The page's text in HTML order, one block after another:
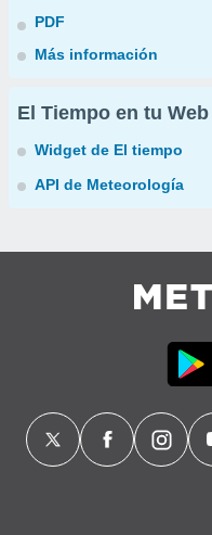
PDF
Más información
El Tiempo en tu Web
Widget de El tiempo
API de Meteorología